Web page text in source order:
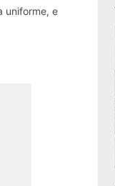
uniforme, e